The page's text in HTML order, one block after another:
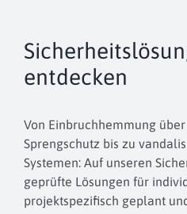
entdecken
Von Einbruchhemmung über
Sprengschutz bis zu
Systemen: Auf unseren
geprüfte Lösungen für
projektspezifisch geplant